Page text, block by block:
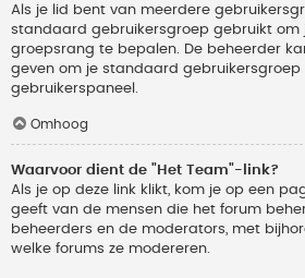
Als je lid bent van meerdere
standaard gebruikersgroep gebruikt om
groepsrang te bepalen. De beheerder
geven om je standaard gebruikersgroep
gebruikerspaneel.
Omhoog
Waarvoor dient de "Het Team"-link?
Als je op deze link klikt, kom je op een
geeft van de mensen die het forum
beheerders en de moderators, met
welke forums ze modereren.